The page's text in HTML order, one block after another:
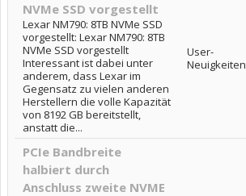
NVMe SSD vorgestellt
Lexar NM790: 8TB NVMe SSD
vorgestellt: Lexar NM790: 8TB
NVMe SSD vorgestellt
Interessant ist dabei unter
anderem, dass Lexar im
Gegensatz zu vielen anderen
Herstellern die volle Kapazität
von 8192 GB bereitstellt,
anstatt die...
User-
Neuigkeiten
PCIe Bandbreite
halbiert durch
Anschluss zweite NVME